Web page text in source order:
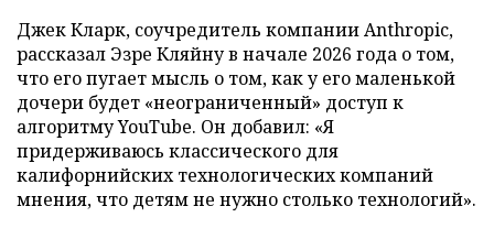
Джек Кларк, соучредитель компании Anthropic,
рассказал Эзре Кляйну в начале 2026 года о том,
что его пугает мысль о том, как у его маленькой
дочери будет «неограниченный» доступ к
алгоритму YouTube. Он добавил: «Я
придерживаюсь классического для
калифорнийских технологических компаний
мнения, что детям не нужно столько технологий».